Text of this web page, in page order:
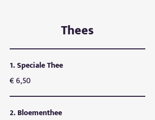
Thees
1. Speciale Thee
€ 6,50
2. Bloementhee